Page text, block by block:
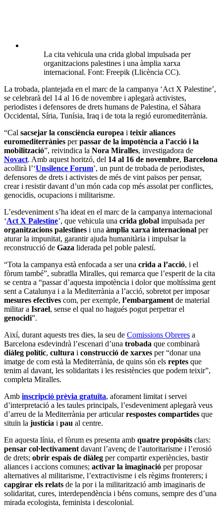
La cita vehicula una crida global impulsada per
organitzacions palestines i una àmplia xarxa
internacional. Font: Freepik (Llicència CC).
La trobada, plantejada en el marc de la campanya ‘Act X Palestine’,
se celebrarà del 14 al 16 de novembre i aplegarà activistes,
periodistes i defensores de drets humans de Palestina, el Sàhara
Occidental, Síria, Tunísia, Iraq i de tota la regió euromediterrània.
“Cal sacsejar la consciència europea i teixir aliances
euromediterrànies perpassar de la impotència a l’acció i la
mobilització”, reivindica la Nora Miralles, investigadora de
Novact. Amb aquest horitzó, del 14 al 16 de novembre, Barcelona
acollirà l’‘Unsilence Forum’, un punt de trobada de periodistes,
defensores de drets i activistes de més de vint països per pensar,
crear i resistir davant d’un món cada cop més assolat per conflictes,
genocidis, ocupacions i militarisme.
L’esdeveniment s’ha ideat en el marc de la campanya internacional
‘Act X Palestine’, que vehicula una crida global impulsada per
organitzacions palestines i una àmplia xarxa internacional per
aturar la impunitat, garantir ajuda humanitària i impulsar la
reconstrucció de Gaza liderada pel poble palestí.
“Tota la campanya està enfocada a ser una crida a l’acció, i el
fòrum també”, subratlla Miralles, qui remarca que l’esperit de la cita
se centra a “passar d’aquesta impotència i dolor que moltíssima gent
sent a Catalunya i a la Mediterrània a l’acció, sobretot per imposar
mesures efectives com, per exemple, l’embargament de material
militar a Israel, sense el qual no hagués pogut perpetrar el
genocidi”.
Així, durant aquests tres dies, la seu de Comissions Obreres a
Barcelona esdevindrà l’escenari d’una trobada que combinarà
diàleg polític, cultura i construcció de xarxes per “donar una
imatge de com està la Mediterrània, de quins són els reptes que
tenim al davant, les solidaritats i les resistències que podem teixir”,
completa Miralles.
Amb inscripció prèvia gratuïta, aforament limitat i servei
d’interpretació a les taules principals, l’esdeveniment aplegarà veus
d’arreu de la Mediterrània per articularrespostes compartides que
situïn la justícia i pau al centre.
En aquesta línia, el fòrum es presenta amb quatre propòsits clars:
pensar col·lectivament davant l’avenç de l’autoritarisme i l’erosió
de drets; obrir espais de diàleg per compartir experiències, bastir
aliances i accions comunes; activar la imaginació per proposar
alternatives al militarisme, l’extractivisme i els règims fronterers; i
capgirar els relats de la por i la militarització amb imaginaris de
solidaritat, cures, interdependència i béns comuns, sempre des d’una
mirada ecologista, feminista i descolonial.